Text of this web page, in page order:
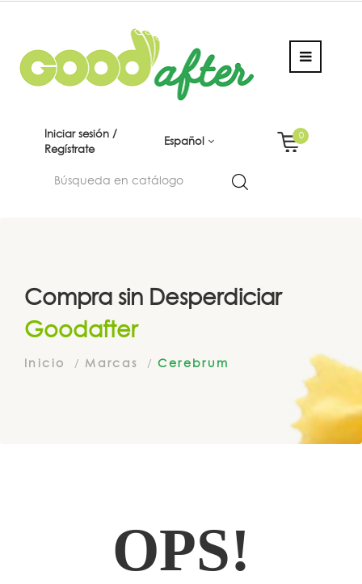
Iniciar sesión /
Regístrate
Español
0
Compra sin Desperdiciar
Goodafter
Inicio Marcas Cerebrum
OPS!